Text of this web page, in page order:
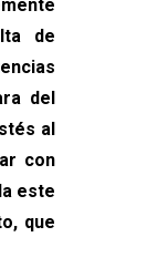
de
del
al
con
este
que